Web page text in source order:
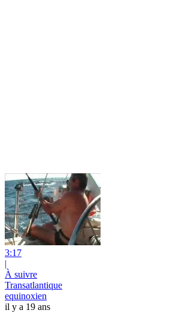
3:17
|
À suivre
Transatlantique
equinoxien
il y a 19 ans